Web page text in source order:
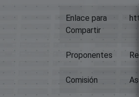
Enlace para
Compartir
Proponentes
Comisión